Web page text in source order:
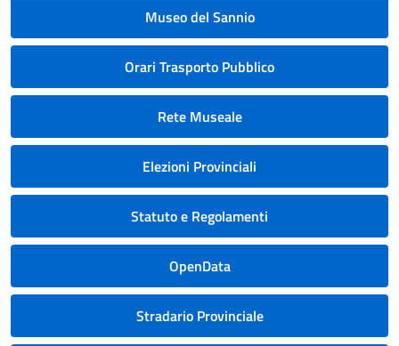
Museo del Sannio
Orari Trasporto Pubblico
Rete Museale
Elezioni Provinciali
Statuto e Regolamenti
OpenData
Stradario Provinciale